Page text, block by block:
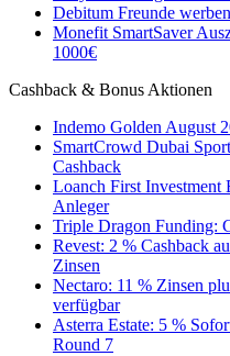
Debitum Freunde
Monefit SmartSaver
1000€
Cashback & Bonus Aktionen
Indemo Golden August
SmartCrowd Dubai
Cashback
Loanch First Investment
Anleger
Triple Dragon Funding:
Revest: 2 % Cashback
Zinsen
Nectaro: 11 % Zinsen
verfügbar
Asterra Estate: 5 %
Round 7